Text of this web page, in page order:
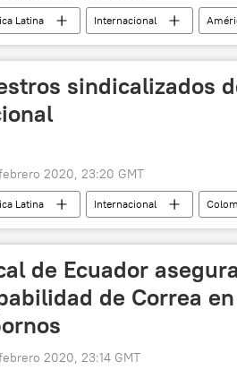
Latina Internacional
sindicalizados
2020, 23:20 GMT
Latina Internacional
de Ecuador
de Correa
2020, 23:14 GMT